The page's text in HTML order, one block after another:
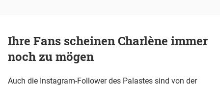
Ihre Fans scheinen Charlène immer
noch zu mögen
Auch die Instagram-Follower des Palastes sind von der